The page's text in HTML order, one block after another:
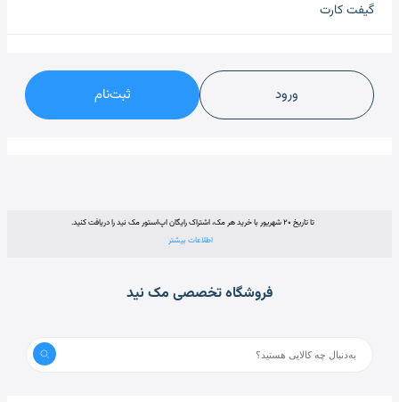
گیفت کارت
ورود ثبت‌نام
تا تاریخ ۲۰ شهریور با خرید هر مک، اشتراک رایگان اپ‌استور مک نید را دریافت کنید.
اطلاعات بیشتر
فروشگاه تخصصی مک نید